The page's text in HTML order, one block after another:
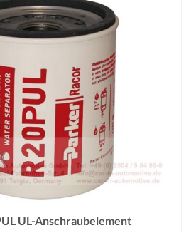
UL-Anschraubelement